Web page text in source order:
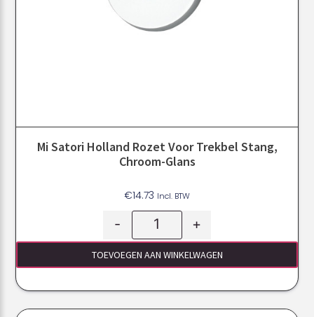
Mi Satori Holland Rozet Voor Trekbel Stang,
Chroom-Glans
€14.73 Incl. BTW
- +
TOEVOEGEN AAN WINKELWAGEN